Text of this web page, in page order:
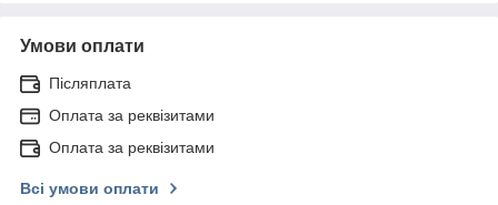
Умови оплати
Післяплата
Оплата за реквізитами
Оплата за реквізитами
Всі умови оплати